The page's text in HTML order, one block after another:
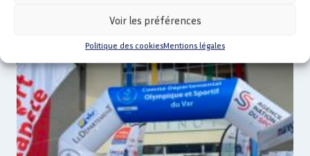
Voir les préférences
Politique des cookiesMentions légales